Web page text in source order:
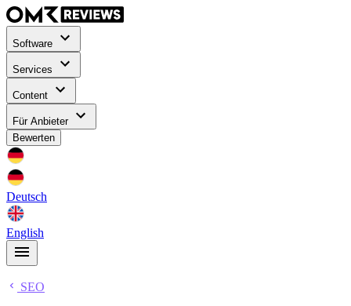
Software
Services
Content
Für Anbieter
Bewerten
Deutsch
English
SEO